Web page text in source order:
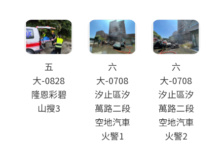
五
大-0828
隆恩彩碧
山搜3
六
大-0708
汐止區汐
萬路二段
空地汽車
火警1
六
大-0708
汐止區汐
萬路二段
空地汽車
火警2